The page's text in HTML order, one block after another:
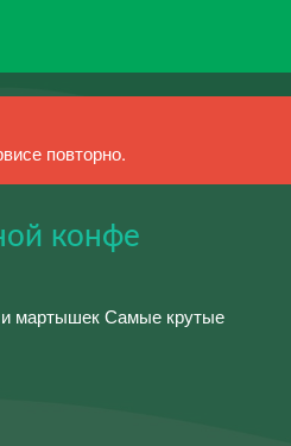
повторно.
конфе
мартышек Самые крутые